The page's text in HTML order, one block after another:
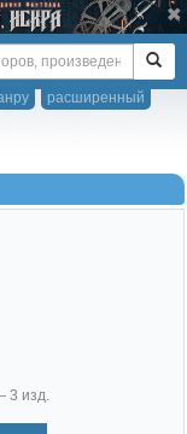
расширенный
3 изд.